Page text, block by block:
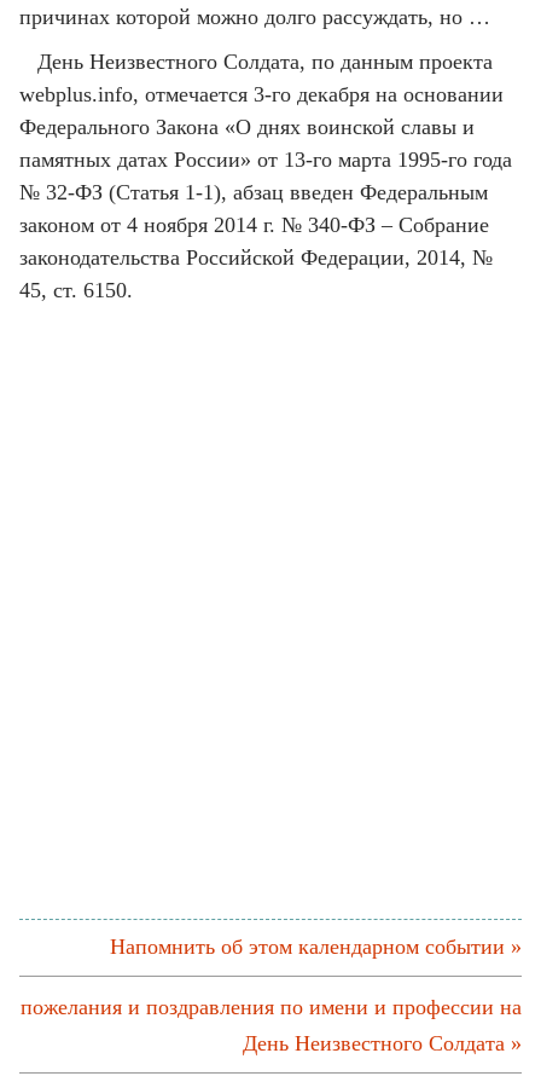
причинах которой можно долго рассуждать, но …
День Неизвестного Солдата, по данным проекта
webplus.info, отмечается 3-го декабря на основании
Федерального Закона «О днях воинской славы и
памятных датах России» от 13-го марта 1995-го года
№ 32-ФЗ (Статья 1-1), абзац введен Федеральным
законом от 4 ноября 2014 г. № 340-ФЗ – Собрание
законодательства Российской Федерации, 2014, №
45, ст. 6150.
Напомнить об этом календарном событии »
пожелания и поздравления по имени и профессии на
День Неизвестного Солдата »